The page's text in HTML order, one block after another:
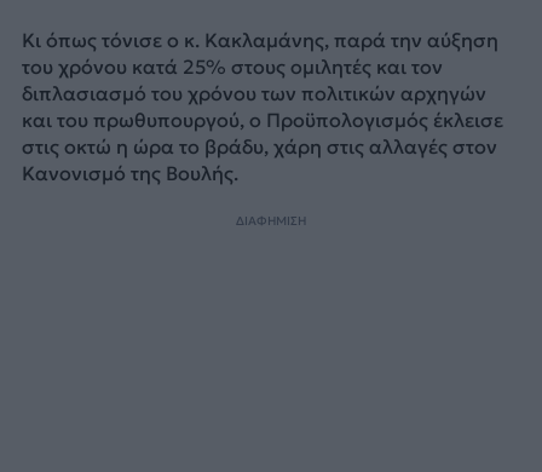
Κι όπως τόνισε ο κ. Κακλαμάνης, παρά την αύξηση
του χρόνου κατά 25% στους ομιλητές και τον
διπλασιασμό του χρόνου των πολιτικών αρχηγών
και του πρωθυπουργού, ο Προϋπολογισμός έκλεισε
στις οκτώ η ώρα το βράδυ, χάρη στις αλλαγές στον
Κανονισμό της Βουλής.
ΔΙΑΦΗΜΙΣΗ